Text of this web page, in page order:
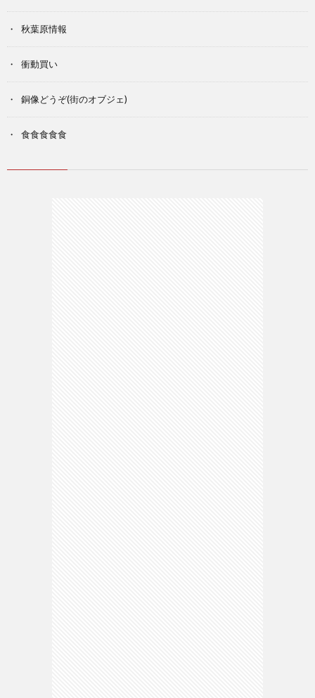
秋葉原情報
衝動買い
銅像どうぞ(街のオブジェ)
食食食食食